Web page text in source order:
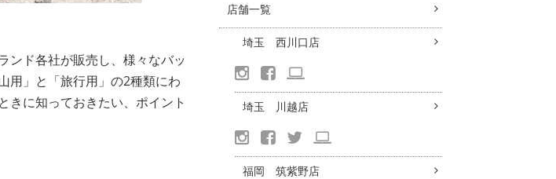
ンド各社が販売し、様々なバッ
用」と「旅行用」の2種類にわ
きに知っておきたい、ポイント
店舗一覧
埼玉 西川口店
埼玉 川越店
福岡 筑紫野店